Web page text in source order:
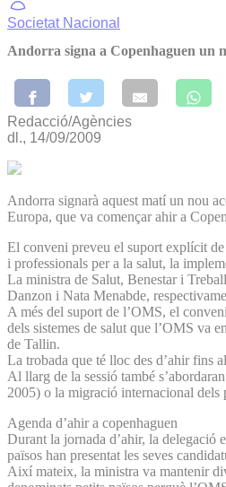
Societat Nacional
Andorra signa a Copenhaguen un
Redacció/Agències
dl., 14/09/2009
Andorra signarà aquest matí un nou
Europa, que va començar ahir a
El conveni preveu el suport explícit
i professionals per a la salut, la
La ministra de Salut, Benestar i
Danzon i Nata Menabde,
A més del suport de l’OMS, el
dels sistemes de salut que l’OMS va
de Tallin.
La trobada que té lloc des d’ahir fins
Al llarg de la sessió també
2005) o la migració internacional dels
Agenda d’ahir a copenhaguen
Durant la jornada d’ahir, la delegació
països han presentat les seves
Així mateix, la ministra va mantenir